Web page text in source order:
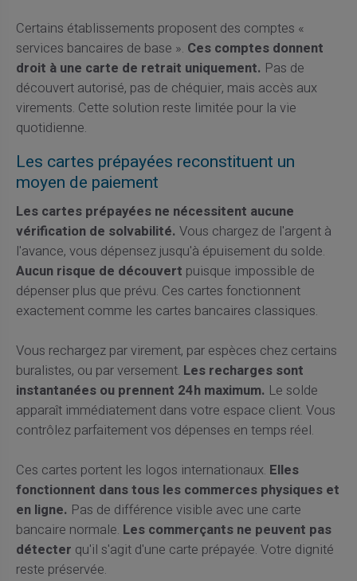
Certains établissements proposent des comptes «
services bancaires de base ». Ces comptes donnent
droit à une carte de retrait uniquement. Pas de
découvert autorisé, pas de chéquier, mais accès aux
virements. Cette solution reste limitée pour la vie
quotidienne.
Les cartes prépayées reconstituent un
moyen de paiement
Les cartes prépayées ne nécessitent aucune
vérification de solvabilité. Vous chargez de l'argent à
l'avance, vous dépensez jusqu'à épuisement du solde.
Aucun risque de découvert puisque impossible de
dépenser plus que prévu. Ces cartes fonctionnent
exactement comme les cartes bancaires classiques.
Vous rechargez par virement, par espèces chez certains
buralistes, ou par versement. Les recharges sont
instantanées ou prennent 24h maximum. Le solde
apparaît immédiatement dans votre espace client. Vous
contrôlez parfaitement vos dépenses en temps réel.
Ces cartes portent les logos internationaux. Elles
fonctionnent dans tous les commerces physiques et
en ligne. Pas de différence visible avec une carte
bancaire normale. Les commerçants ne peuvent pas
détecter qu'il s'agit d'une carte prépayée. Votre dignité
reste préservée.